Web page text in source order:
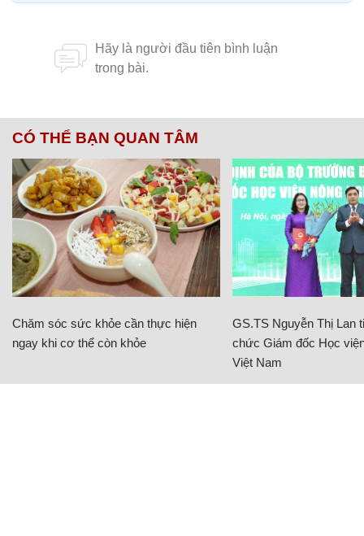
CÓ THỂ BẠN QUAN TÂM
Chăm sóc sức khỏe cần thực hiện
ngay khi cơ thể còn khỏe
GS.TS Nguyễn Thị Lan
chức Giám đốc Học
Việt Nam